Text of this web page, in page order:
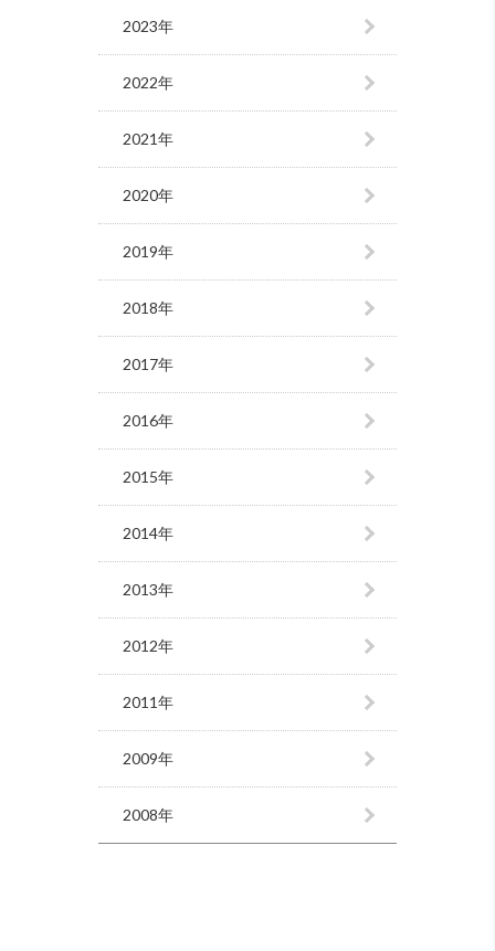
2023年
2022年
2021年
2020年
2019年
2018年
2017年
2016年
2015年
2014年
2013年
2012年
2011年
2009年
2008年